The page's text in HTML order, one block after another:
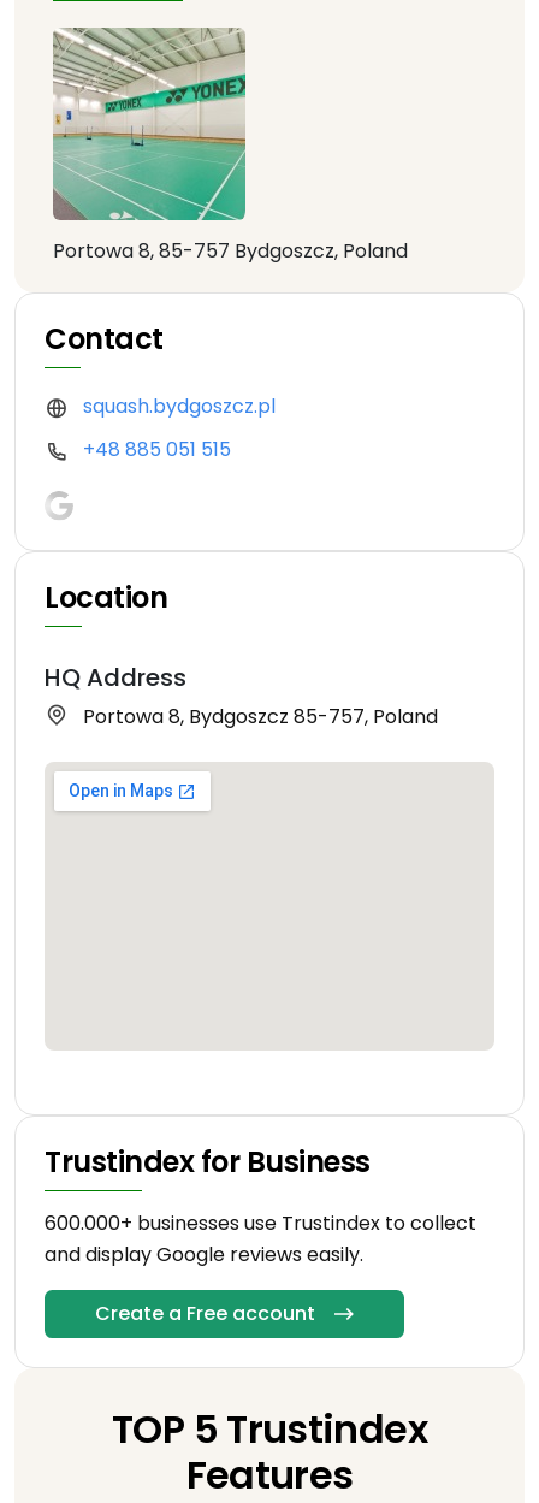
Portowa 8, 85-757 Bydgoszcz, Poland
Contact
squash.bydgoszcz.pl
+48 885 051 515
Location
HQ Address
Portowa 8, Bydgoszcz 85-757, Poland
Trustindex for Business
600.000+ businesses use Trustindex to collect
and display Google reviews easily.
Create a Free account
TOP 5 Trustindex
Features